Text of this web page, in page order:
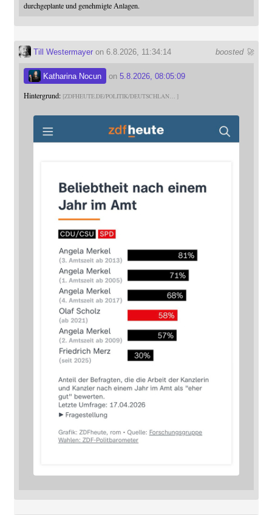
durchgeplante und genehmigte Anlagen.
boosted 🚀
Till Westermayeron 6.8.2026, 11:34:14
Katharina Nocun on 5.8.2026, 08:05:09
Hintergrund: ZDFHEUTE.DE/POLITIK/DEUTSCHLAN